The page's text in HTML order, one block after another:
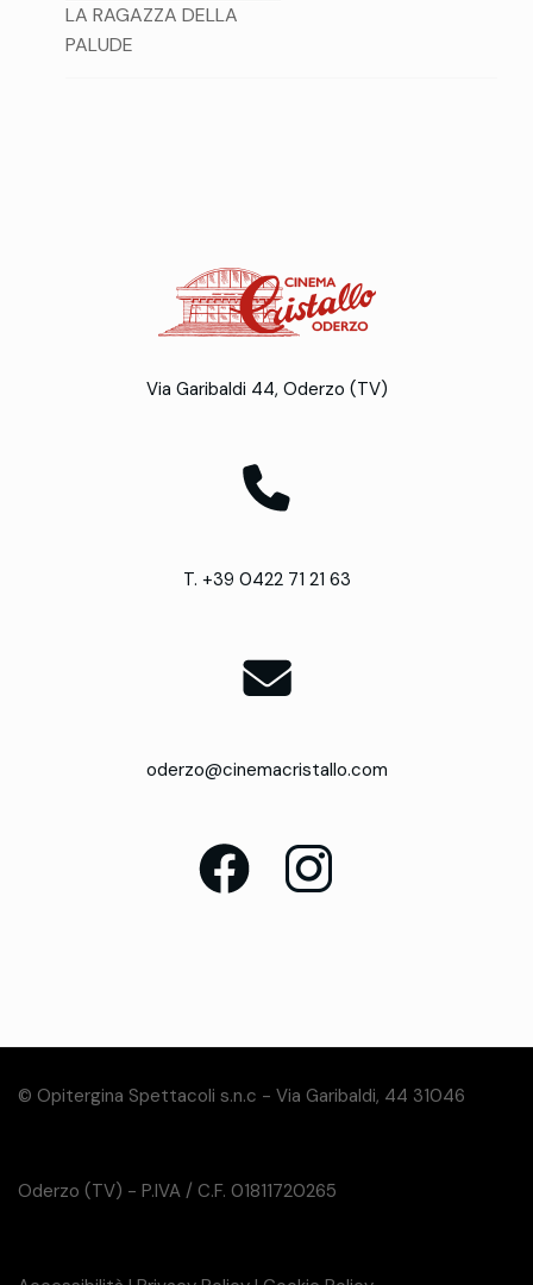
LA RAGAZZA DELLA
PALUDE
Via Garibaldi 44, Oderzo (TV)
T. +39 0422 71 21 63
oderzo@cinemacristallo.com
© Opitergina Spettacoli s.n.c - Via Garibaldi, 44 31046
Oderzo (TV) - P.IVA / C.F. 01811720265